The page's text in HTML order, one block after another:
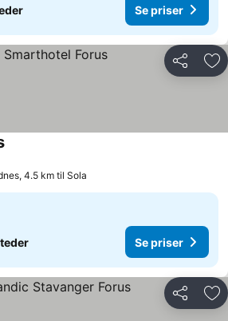
Se priser
Del
4.5 km til Sola
Se priser
Del